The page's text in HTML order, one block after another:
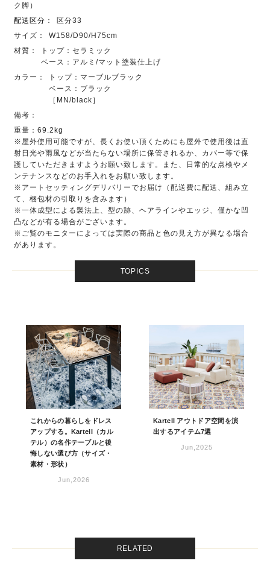
ク脚）
配送区分 ：
区分33
サイズ：
W158/D90/H75cm
材質：
トップ：セラミック
ベース：アルミ/マット塗装仕上げ
カラー：
トップ：マーブルブラック
ベース：ブラック
［MN/black］
備考：
重量：69.2kg
※屋外使用可能ですが、長くお使い頂くためにも屋外で使用後は直
射日光や雨風などが当たらない場所に保管されるか、カバー等で保
護していただきますようお願い致します。また、日常的な点検やメ
ンテナンスなどのお手入れをお願い致します。
※アートセッティングデリバリーでお届け（配送費に配送、組み立
て、梱包材の引取りを含みます）
※一体成型による製法上、型の跡、ヘアラインやエッジ、僅かな凹
凸などが有る場合がございます。
※ご覧のモニターによっては実際の商品と色の見え方が異なる場合
があります。
TOPICS
これからの暮らしをドレス
アップする。Kartell（カル
テル）の名作テーブルと後
悔しない選び方（サイズ・
素材・形状）
Jun,2026
Kartell アウトドア空間を演
出するアイテム7選
Jun,2025
RELATED